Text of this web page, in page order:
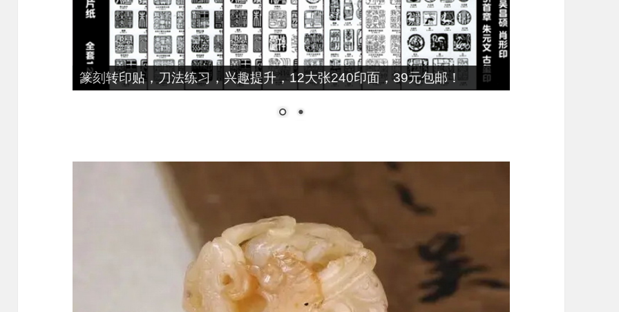
篆刻转印贴，刀法练习，兴趣提升，12大张240印面，39元包邮！